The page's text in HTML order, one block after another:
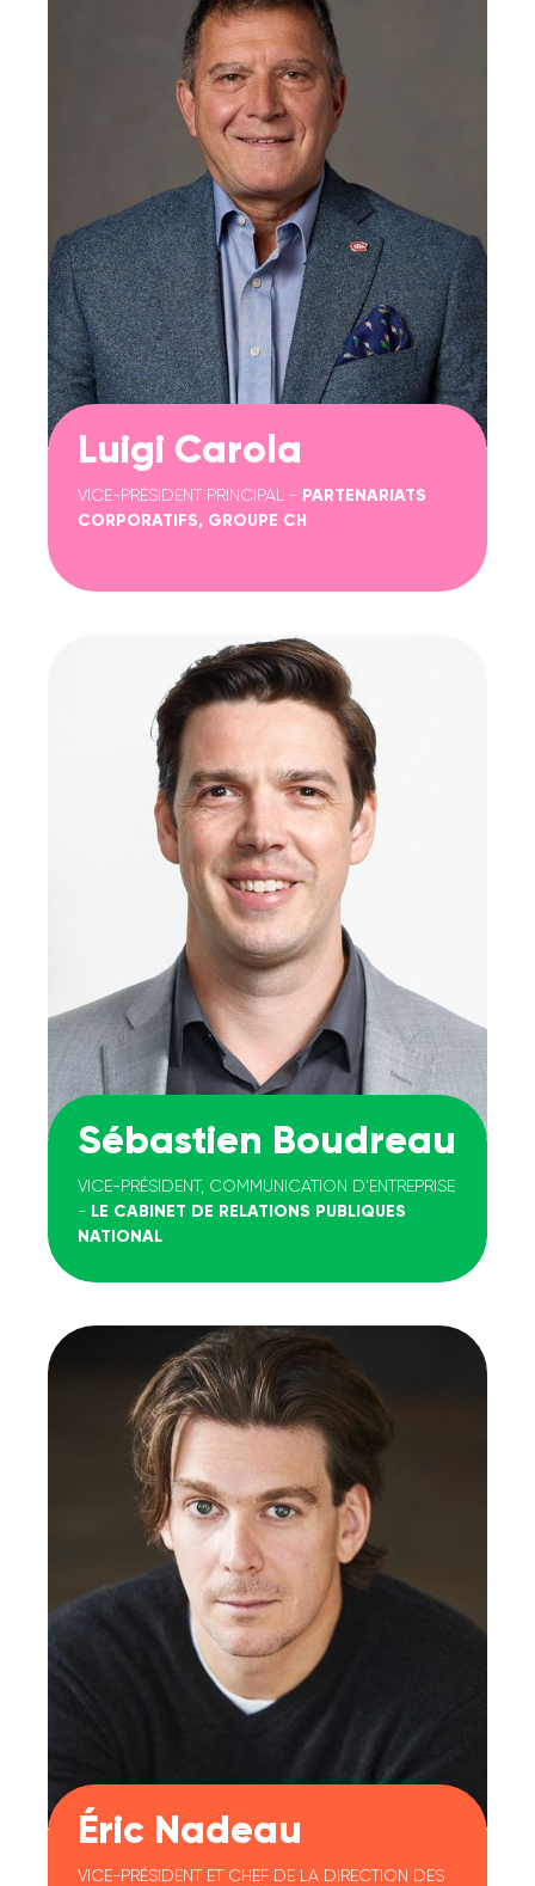
Luigi Carola
VICE-PRÉSIDENT PRINCIPAL - PARTENARIATS
CORPORATIFS, GROUPE CH
Sébastien Boudreau
VICE-PRÉSIDENT, COMMUNICATION D'ENTREPRISE
- LE CABINET DE RELATIONS PUBLIQUES
NATIONAL
Éric Nadeau
VICE-PRÉSIDENT ET CHEF DE LA DIRECTION DES